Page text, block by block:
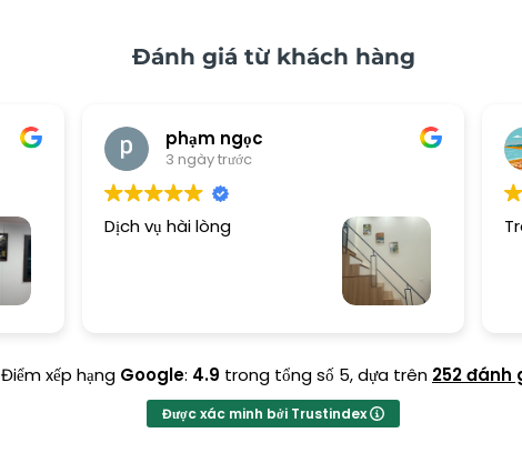
Đánh giá từ khách hàng
phạm ngọc
3 ngày trước
Dịch vụ hài lòng
Điểm xếp hạng Google: 4.9 trong tổng số 5,dựa trên 252 đánh
Được xác minh bởi Trustindex